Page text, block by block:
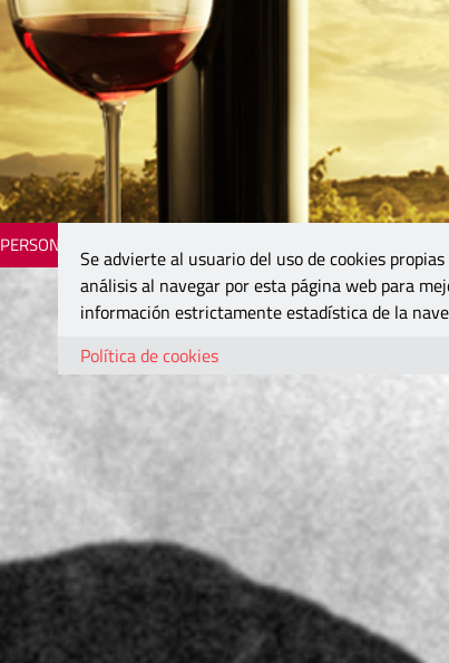
PERSONAJES
Se advierte al usuario del uso de cookies
análisis al navegar por esta página web para
información estrictamente estadística de la
Política de cookies